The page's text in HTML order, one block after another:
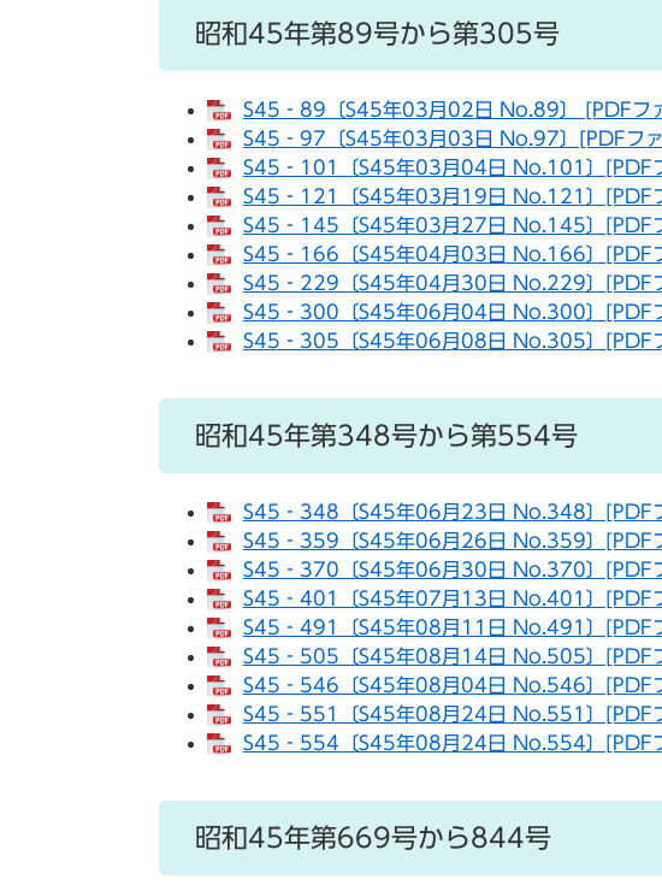
昭和45年第89号から第305号
S45‐89〔S45年03月02日 No.89〕 [PDFフ
S45‐97〔S45年03月03日 No.97〕[PDFフ
S45‐101〔S45年03月04日 No.101〕[PDF
S45‐121〔S45年03月19日 No.121〕[PDF
S45‐145〔S45年03月27日 No.145〕[PDF
S45‐166〔S45年04月03日 No.166〕[PDF
S45‐229〔S45年04月30日 No.229〕[PDF
S45‐300〔S45年06月04日 No.300〕[PDF
S45‐305〔S45年06月08日 No.305〕[PDF
昭和45年第348号から第554号
S45‐348〔S45年06月23日 No.348〕[PDF
S45‐359〔S45年06月26日 No.359〕[PDF
S45‐370〔S45年06月30日 No.370〕[PDF
S45‐401〔S45年07月13日 No.401〕[PDF
S45‐491〔S45年08月11日 No.491〕[PDF
S45‐505〔S45年08月14日 No.505〕[PDF
S45‐546〔S45年08月04日 No.546〕[PDF
S45‐551〔S45年08月24日 No.551〕[PDF
S45‐554〔S45年08月24日 No.554〕[PDF
昭和45年第669号から844号